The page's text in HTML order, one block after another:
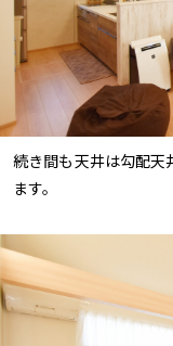
続き間も天井は勾配天
ます。